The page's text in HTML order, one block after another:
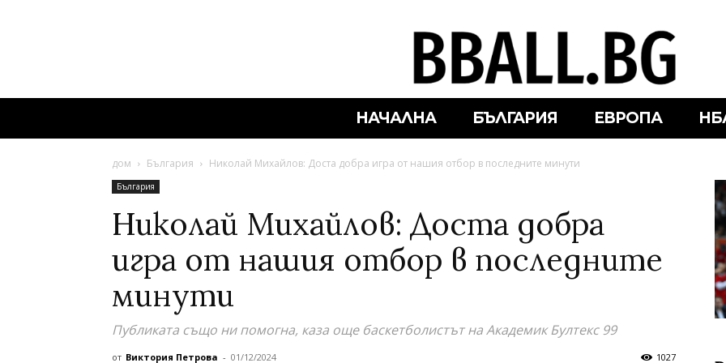
НАЧАЛНА БЪЛГАРИЯ ЕВРОПА
дом България Николай Михайлов: Доста добра игра от нашия отбор в последните минути
България
Николай Михайлов: Доста добра
игра от нашия отбор в последните
минути
Публиката също ни помогна, каза още баскетболистът на Академик Бултекс 99
от Виктория Петрова - 01/12/2024 1027